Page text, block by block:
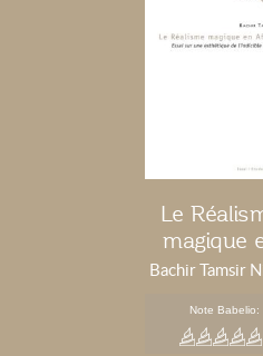
Le
magique
Afrique
Bachir Tamsir
Note Babelio: